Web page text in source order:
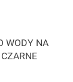
WODY NA